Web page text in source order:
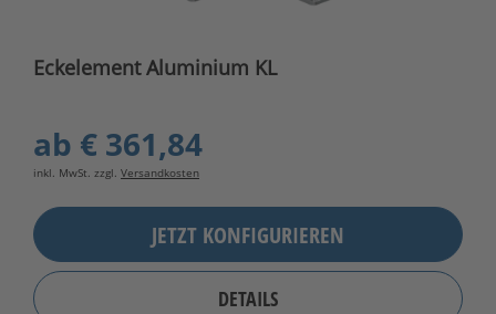
Eckelement Aluminium KL
ab € 361,84
inkl. MwSt. zzgl. Versandkosten
JETZT KONFIGURIEREN
DETAILS